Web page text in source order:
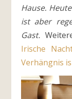
Hause.
ist aber
Gast.
Irische
Verhängnis is